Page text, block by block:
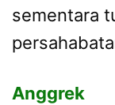
sementara
Anggrek